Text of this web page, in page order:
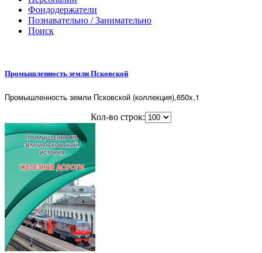
Фондодержатели
Познавательно / Занимательно
Поиск
Промышленность земли Псковской
Промышленность земли Псковской (коллекция),650x,1
Кол-во строк: